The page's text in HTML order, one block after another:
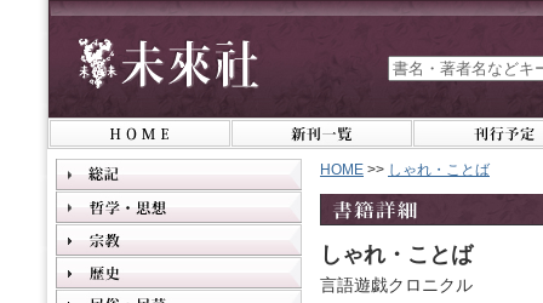
HOME >> しゃれ・ことば
しゃれ・ことば
言語遊戯クロニクル